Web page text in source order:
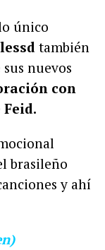
único
también
nuevos
con
brasileño
y ahí